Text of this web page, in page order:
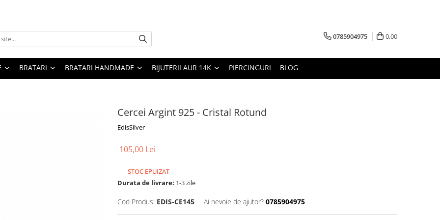
0785904975 0,00
BRATARI BRATARI HANDMADE BIJUTERII AUR 14K PIERCINGURI BLOG
Cercei Argint 925 - Cristal Rotund
EdisSilver
105,00 Lei
STOC EPUIZAT
Durata de livrare: 1-3 zile
Cod Produs: EDIS-CE145 Ai nevoie de ajutor? 0785904975